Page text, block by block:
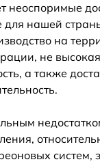
неоспоримые
нашей
на
не
а также
систем,